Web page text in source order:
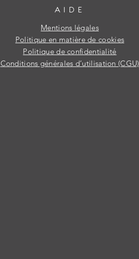
AIDE
Mentions légales
Politique en matière de cookies
Politique de confidentialité
Conditions générales d’utilisation (CGU)